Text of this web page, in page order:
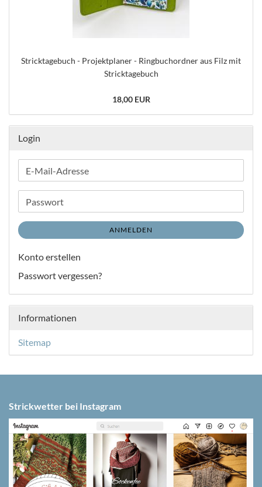
Stricktagebuch - Projektplaner - Ringbuchordner aus Filz mit
Stricktagebuch
18,00 EUR
Login
E-
Mail-
Adresse
Passwort
ANMELDEN
Konto erstellen
Passwort vergessen?
Informationen
Sitemap
Strickwetter bei Instagram